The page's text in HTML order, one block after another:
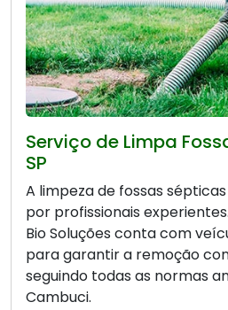
Serviço de Limpa
SP
A limpeza de fossas
por profissionais
Bio Soluções conta com
para garantir a remoção
seguindo todas as normas
Cambuci.